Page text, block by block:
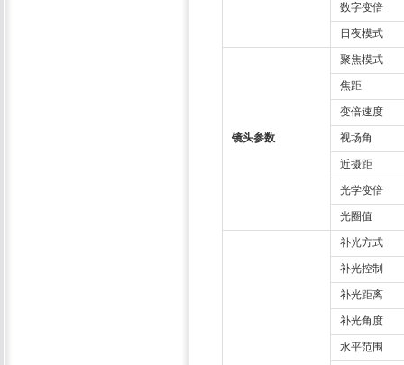
数字变倍
日夜模式
镜头参数
聚焦模式
焦距
变倍速度
视场角
近摄距
光学变倍
光圈值
补光方式
补光控制
补光距离
补光角度
水平范围